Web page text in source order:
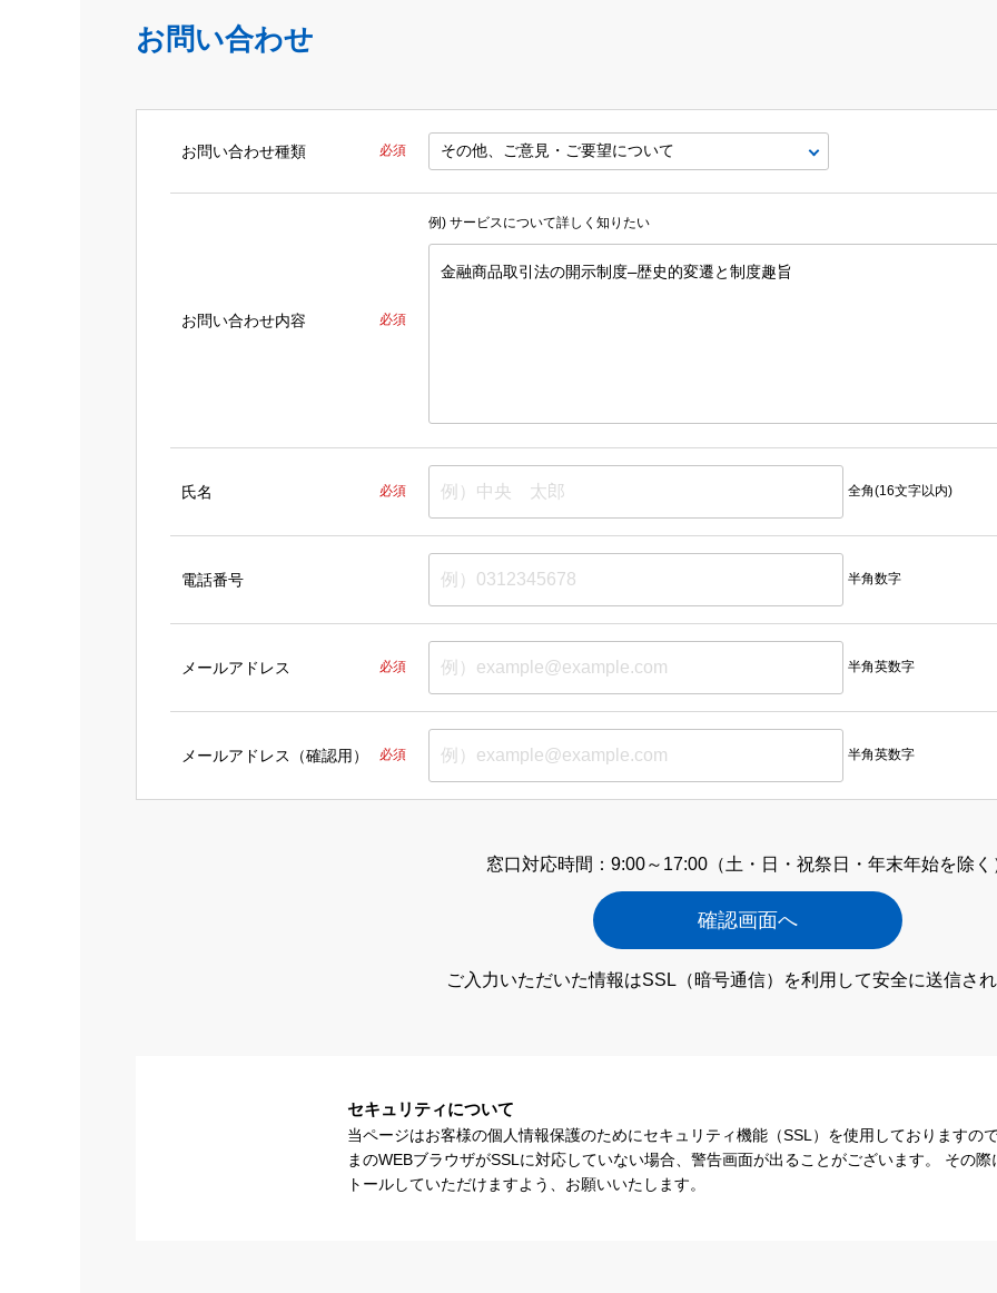
お問い合わせ
お問い合わせ種類 必須
お問い合わせ内容 必須
例) サービスについて詳しく知りたい
氏名 必須 全角(16文字以内)
電話番号 半角数字
メールアドレス 必須 半角英数字
メールアドレス（確認用） 必須 半角英数字
窓口対応時間：9:00～17:00（土・日・祝祭日・年末年始を除く
ご入力いただいた情報はSSL（暗号通信） を利用して安全に送信さ
セキュリティについて
当ページはお客様の個人情報保護のためにセキュリティ機能（SSL）を使用しておりますの
まのWEBブラウザがSSLに対応していない場合、警告画面が出ることがございます。 その
トールしていただけますよう、お願いいたします。